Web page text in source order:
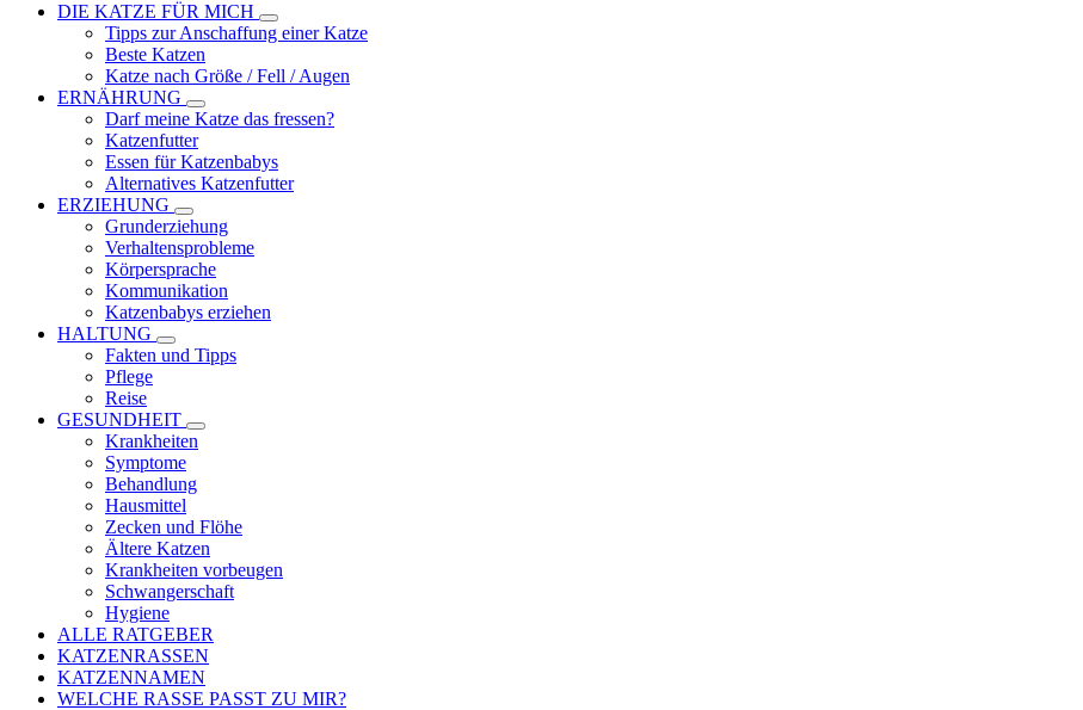
DIE KATZE FÜR MICH
Tipps zur Anschaffung einer Katze
Beste Katzen
Katze nach Größe / Fell / Augen
ERNÄHRUNG
Darf meine Katze das fressen?
Katzenfutter
Essen für Katzenbabys
Alternatives Katzenfutter
ERZIEHUNG
Grunderziehung
Verhaltensprobleme
Körpersprache
Kommunikation
Katzenbabys erziehen
HALTUNG
Fakten und Tipps
Pflege
Reise
GESUNDHEIT
Krankheiten
Symptome
Behandlung
Hausmittel
Zecken und Flöhe
Ältere Katzen
Krankheiten vorbeugen
Schwangerschaft
Hygiene
ALLE RATGEBER
KATZENRASSEN
KATZENNAMEN
WELCHE RASSE PASST ZU MIR?